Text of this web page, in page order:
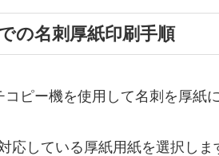
の名刺厚紙印刷手順
ピー機を使用して名刺を厚紙
応している厚紙用紙を選択しま